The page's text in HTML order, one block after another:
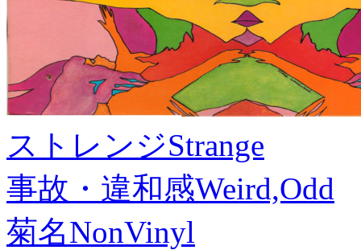
ストレンジStrange
事故・違和感Weird,Odd
菊名NonVinyl